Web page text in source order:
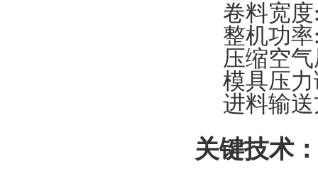
卷料宽度
整机功
压缩空
模具压
进料输
关键技术：